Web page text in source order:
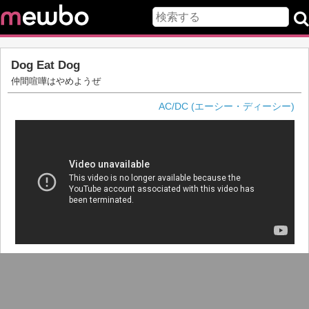
Dog Eat Dog
仲間喧嘩はやめようぜ
AC/DC (エーシー・ディーシー)